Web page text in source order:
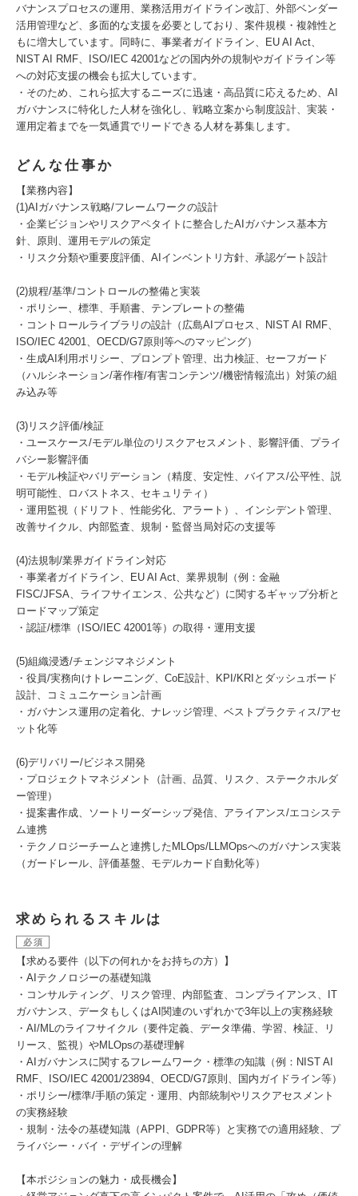
バナンスプロセスの運用、業務活用ガイドライン改訂、外部ベンダー
活用管理など、多面的な支援を必要としており、案件規模・複雑性と
もに増大しています。同時に、事業者ガイドライン、EU AI Act、
NIST AI RMF、ISO/IEC 42001などの国内外の規制やガイドライン等
への対応支援の機会も拡大しています。
・そのため、これら拡大するニーズに迅速・高品質に応えるため、AI
ガバナンスに特化した人材を強化し、戦略立案から制度設計、実装・
運用定着までを一気通貫でリードできる人材を募集します。
どんな仕事か
【業務内容】
(1)AIガバナンス戦略/フレームワークの設計
・企業ビジョンやリスクアペタイトに整合したAIガバナンス基本方
針、原則、運用モデルの策定
・リスク分類や重要度評価、AIインベントリ方針、承認ゲート設計
(2)規程/基準/コントロールの整備と実装
・ポリシー、標準、手順書、テンプレートの整備
・コントロールライブラリの設計（広島AIプロセス、NIST AI RMF、
ISO/IEC 42001、OECD/G7原則等へのマッピング）
・生成AI利用ポリシー、プロンプト管理、出力検証、セーフガード
（ハルシネーション/著作権/有害コンテンツ/機密情報流出）対策の組
み込み等
(3)リスク評価/検証
・ユースケース/モデル単位のリスクアセスメント、影響評価、プライ
バシー影響評価
・モデル検証やバリデーション（精度、安定性、バイアス/公平性、説
明可能性、ロバストネス、セキュリティ）
・運用監視（ドリフト、性能劣化、アラート）、インシデント管理、
改善サイクル、内部監査、規制・監督当局対応の支援等
(4)法規制/業界ガイドライン対応
・事業者ガイドライン、EU AI Act、業界規制（例：金融
FISC/JFSA、ライフサイエンス、公共など）に関するギャップ分析と
ロードマップ策定
・認証/標準（ISO/IEC 42001等）の取得・運用支援
(5)組織浸透/チェンジマネジメント
・役員/実務向けトレーニング、CoE設計、KPI/KRIとダッシュボード
設計、コミュニケーション計画
・ガバナンス運用の定着化、ナレッジ管理、ベストプラクティス/アセ
ット化等
(6)デリバリー/ビジネス開発
・プロジェクトマネジメント（計画、品質、リスク、ステークホルダ
ー管理）
・提案書作成、ソートリーダーシップ発信、アライアンス/エコシステ
ム連携
・テクノロジーチームと連携したMLOps/LLMOpsへのガバナンス実装
（ガードレール、評価基盤、モデルカード自動化等）
求められるスキルは
必須
【求める要件（以下の何れかをお持ちの方）】
・AIテクノロジーの基礎知識
・コンサルティング、リスク管理、内部監査、コンプライアンス、IT
ガバナンス、データもしくはAI関連のいずれかで3年以上の実務経験
・AI/MLのライフサイクル（要件定義、データ準備、学習、検証、リ
リース、監視）やMLOpsの基礎理解
・AIガバナンスに関するフレームワーク・標準の知識（例：NIST AI
RMF、ISO/IEC 42001/23894、OECD/G7原則、国内ガイドライン等）
・ポリシー/標準/手順の策定・運用、内部統制やリスクアセスメント
の実務経験
・規制・法令の基礎知識（APPI、GDPR等）と実務での適用経験、プ
ライバシー・バイ・デザインの理解
【本ポジションの魅力・成長機会】